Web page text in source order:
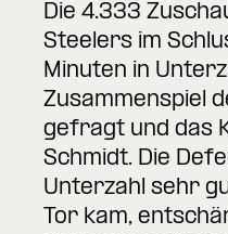
Die 4.333
Steelers im
Minuten in
Zusammenspiel
gefragt und das
Schmidt. Die
Unterzahl sehr
Tor kam,